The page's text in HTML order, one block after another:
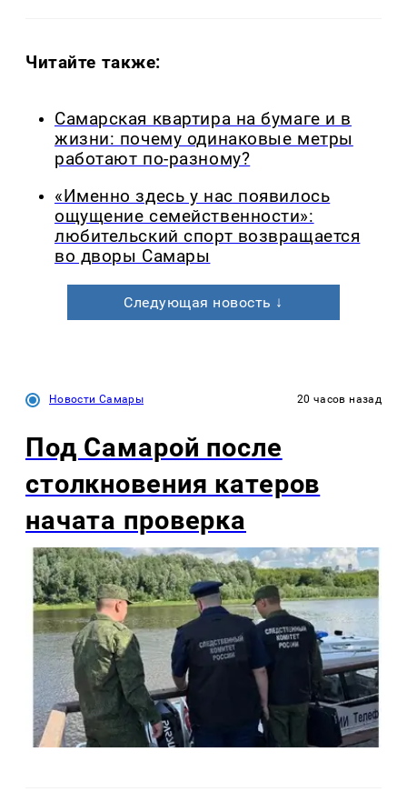
Читайте также:
Самарская квартира на бумаге и в
жизни: почему одинаковые метры
работают по-разному?
«Именно здесь у нас появилось
ощущение семейственности»:
любительский спорт возвращается
во дворы Самары
Следующая новость ↓
Новости Самары 20 часов назад
Под Самарой после
столкновения катеров
начата проверка